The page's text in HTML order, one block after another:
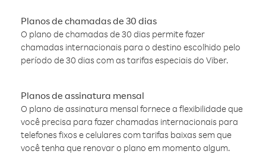
Planos de chamadas de 30 dias
O plano de chamadas de 30 dias permite fazer
chamadas internacionais para o destino escolhido pelo
período de 30 dias com as tarifas especiais do Viber.
Planos de assinatura mensal
O plano de assinatura mensal fornece a flexibilidade que
você precisa para fazer chamadas internacionais para
telefones fixos e celulares com tarifas baixas sem que
você tenha que renovar o plano em momento algum.